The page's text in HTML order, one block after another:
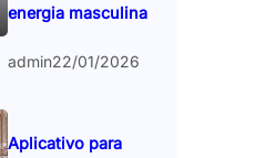
energia masculina
admin22/01/2026
Aplicativo para